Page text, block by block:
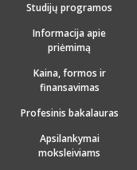
Studijų programos
Informacija apie
priėmimą
Kaina, formos ir
finansavimas
Profesinis bakalauras
Apsilankymai
moksleiviams